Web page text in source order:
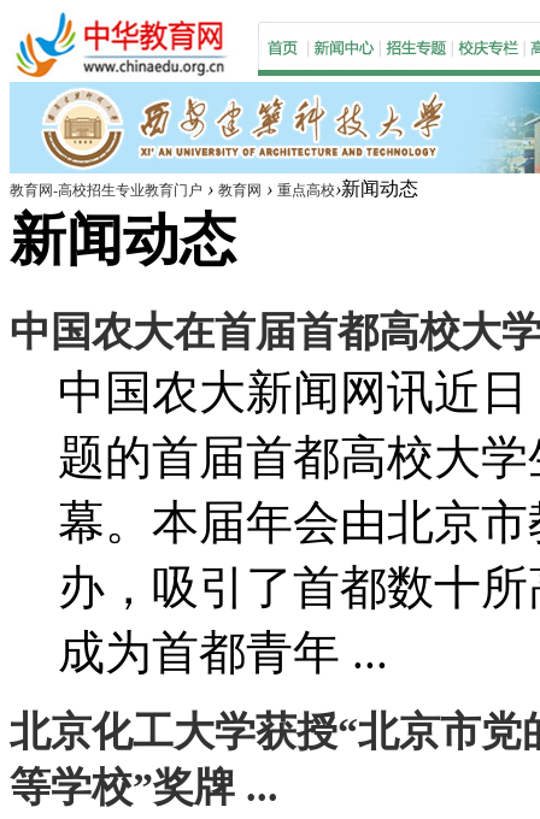
教育网-高校招生专业教育门户 › 教育网 › 重点高校›新闻动态
新闻动态
中国农大在首届首都高校大
中国农大新闻网讯近
题的首届首都高校大
幕。本届年会由北京
办，吸引了首都数十
成为首都青年 ...
北京化工大学获授“北京市
等学校”奖牌 ...